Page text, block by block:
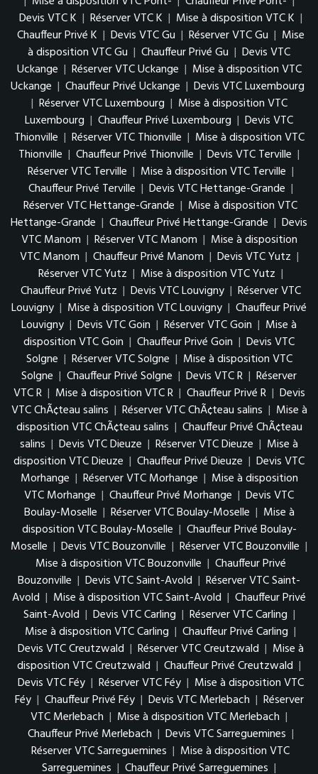
Devis VTC K | Réserver VTC K | Mise à disposition VTC K |
Chauffeur Privé K | Devis VTC Gu | Réserver VTC Gu | Mise
à disposition VTC Gu | Chauffeur Privé Gu | Devis VTC
Uckange | Réserver VTC Uckange | Mise à disposition VTC
Uckange | Chauffeur Privé Uckange | Devis VTC Luxembourg
| Réserver VTC Luxembourg | Mise à disposition VTC
Luxembourg | Chauffeur Privé Luxembourg | Devis VTC
Thionville | Réserver VTC Thionville | Mise à disposition VTC
Thionville | Chauffeur Privé Thionville | Devis VTC Terville |
Réserver VTC Terville | Mise à disposition VTC Terville |
Chauffeur Privé Terville | Devis VTC Hettange-Grande |
Réserver VTC Hettange-Grande | Mise à disposition VTC
Hettange-Grande | Chauffeur Privé Hettange-Grande | Devis
VTC Manom | Réserver VTC Manom | Mise à disposition
VTC Manom | Chauffeur Privé Manom | Devis VTC Yutz |
Réserver VTC Yutz | Mise à disposition VTC Yutz |
Chauffeur Privé Yutz | Devis VTC Louvigny | Réserver VTC
Louvigny | Mise à disposition VTC Louvigny | Chauffeur Privé
Louvigny | Devis VTC Goin | Réserver VTC Goin | Mise à
disposition VTC Goin | Chauffeur Privé Goin | Devis VTC
Solgne | Réserver VTC Solgne | Mise à disposition VTC
Solgne | Chauffeur Privé Solgne | Devis VTC R | Réserver
VTC R | Mise à disposition VTC R | Chauffeur Privé R | Devis
VTC ChÃ¢teau salins | Réserver VTC ChÃ¢teau salins | Mise à
disposition VTC ChÃ¢teau salins | Chauffeur Privé ChÃ¢teau
salins | Devis VTC Dieuze | Réserver VTC Dieuze | Mise à
disposition VTC Dieuze | Chauffeur Privé Dieuze | Devis VTC
Morhange | Réserver VTC Morhange | Mise à disposition
VTC Morhange | Chauffeur Privé Morhange | Devis VTC
Boulay-Moselle | Réserver VTC Boulay-Moselle | Mise à
disposition VTC Boulay-Moselle | Chauffeur Privé Boulay-
Moselle | Devis VTC Bouzonville | Réserver VTC Bouzonville |
Mise à disposition VTC Bouzonville | Chauffeur Privé
Bouzonville | Devis VTC Saint-Avold | Réserver VTC Saint-
Avold | Mise à disposition VTC Saint-Avold | Chauffeur Privé
Saint-Avold | Devis VTC Carling | Réserver VTC Carling |
Mise à disposition VTC Carling | Chauffeur Privé Carling |
Devis VTC Creutzwald | Réserver VTC Creutzwald | Mise à
disposition VTC Creutzwald | Chauffeur Privé Creutzwald |
Devis VTC Féy | Réserver VTC Féy | Mise à disposition VTC
Féy | Chauffeur Privé Féy | Devis VTC Merlebach | Réserver
VTC Merlebach | Mise à disposition VTC Merlebach |
Chauffeur Privé Merlebach | Devis VTC Sarreguemines |
Réserver VTC Sarreguemines | Mise à disposition VTC
Sarreguemines | Chauffeur Privé Sarreguemines |